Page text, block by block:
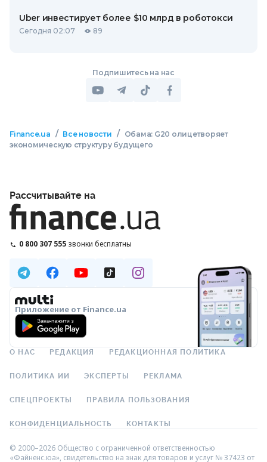
Uber инвестирует более $10 млрд в роботокси
Сегодня 02:07 89
Подпишитесь на нас
Finance.ua / Все новости /
Обама: G20 олицетворяет
экономическую структуру будущего
Рассчитывайте на
0 800 307 555 звонки бесплатны
Приложение от Finance.ua
О НАС РЕДАКЦИЯ РЕДАКЦИОННАЯ ПОЛИТИКА
ПОЛИТИКА ИИ ЭКСПЕРТЫ РЕКЛАМА
СПЕЦПРОЕКТЫ ПРАВИЛА ПОЛЬЗОВАНИЯ
КОНФИДЕНЦИАЛЬНОСТЬ КОНТАКТЫ
© 2000–2026 Общество с ограниченной ответственностью
«Файненс.юа», свидетельство на знак для товаров и услуг № 37423 от